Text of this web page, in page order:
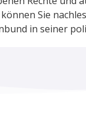
Sie
in seiner